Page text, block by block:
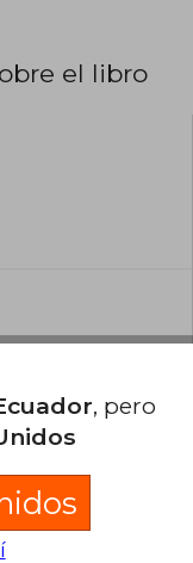
el libro
el libro
, pero